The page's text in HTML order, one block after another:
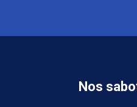
Nos